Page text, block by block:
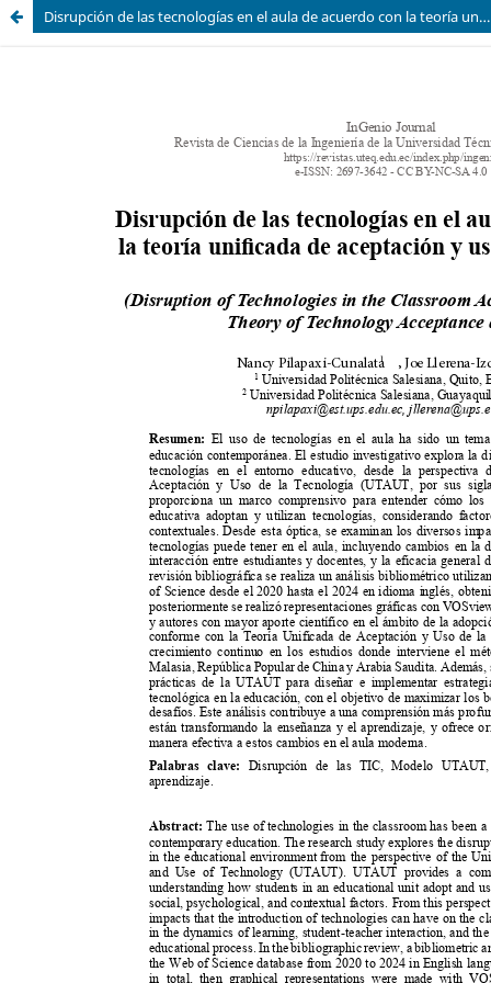
Disrupción de las tecnologías en el aula de acuerdo con la teoría unificada de aceptación y uso de la tecnología